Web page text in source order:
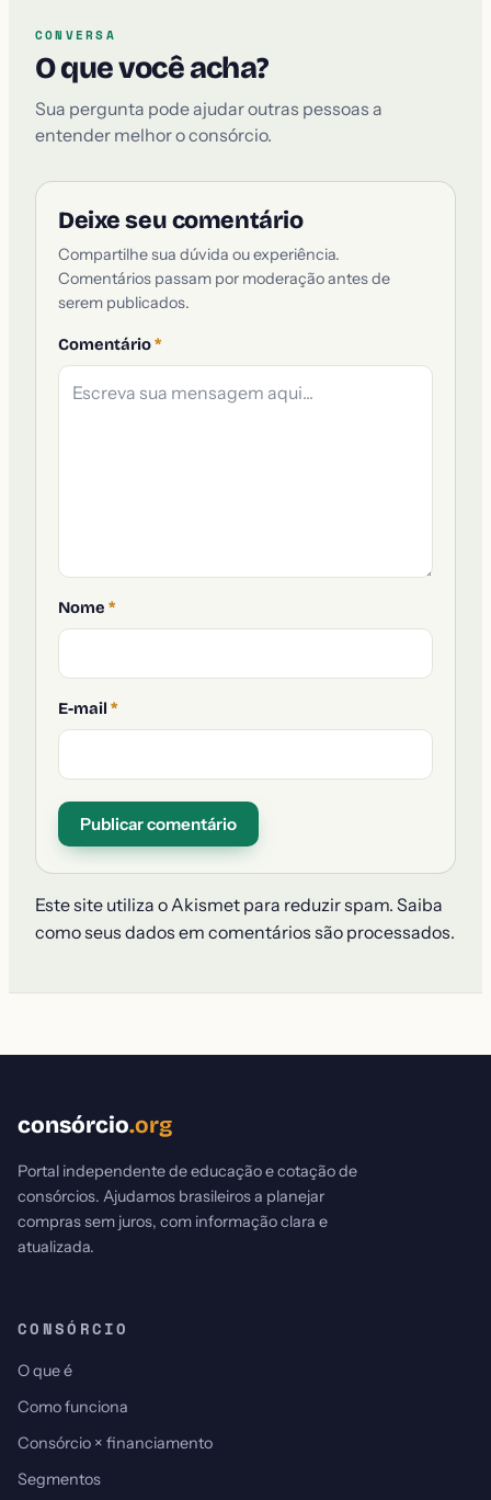
CONVERSA
O que você acha?
Sua pergunta pode ajudar outras pessoas a
entender melhor o consórcio.
Deixe seu comentário
Compartilhe sua dúvida ou experiência.
Comentários passam por moderação antes de
serem publicados.
Comentário*
Nome *
E-mail *
Este site utiliza o Akismet para reduzir spam. Saiba
como seus dados em comentários são processados.
consórcio.org
Portal independente de educação e cotação de
consórcios. Ajudamos brasileiros a planejar
compras sem juros, com informação clara e
atualizada.
CONSÓRCIO
O que é
Como funciona
Consórcio × financiamento
Segmentos